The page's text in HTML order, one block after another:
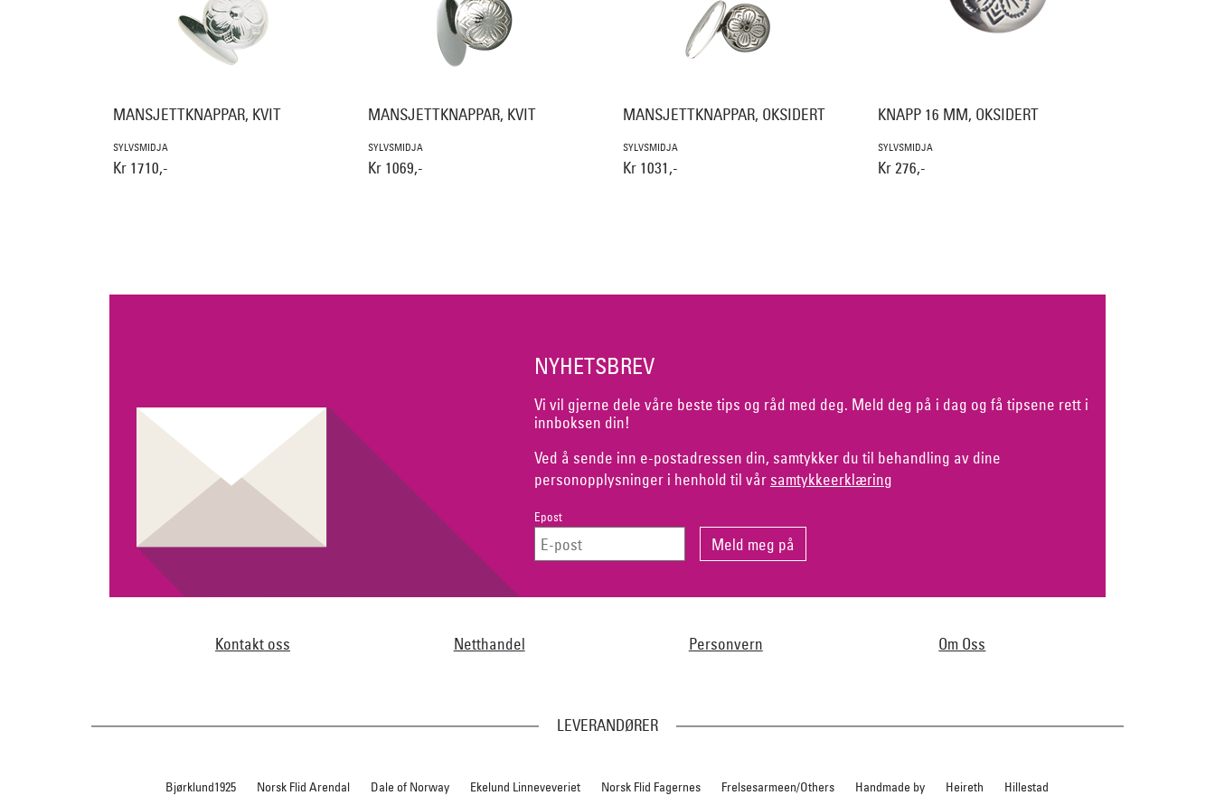
MANSJETTKNAPPAR, KVIT
SYLVSMIDJA
Kr 1710,-
MANSJETTKNAPPAR, KVIT
SYLVSMIDJA
Kr 1069,-
MANSJETTKNAPPAR, OKSIDERT
SYLVSMIDJA
Kr 1031,-
KNAPP 16 MM, OKSIDERT
SYLVSMIDJA
Kr 276,-
NYHETSBREV
Vi vil gjerne dele våre beste tips og råd med deg. Meld deg på i dag og få tipsene rett i
innboksen din!
Ved å sende inn e-postadressen din, samtykker du til behandling av dine
personopplysninger i henhold til vår samtykkeerklæring
Epost
Kontakt oss Netthandel Personvern Om Oss
LEVERANDØRER
Bjørklund1925 Norsk Flid Arendal Dale of Norway Ekelund Linneveveriet Norsk Flid Fagernes Frelsesarmeen/Others Handmade by Heireth Hillestad